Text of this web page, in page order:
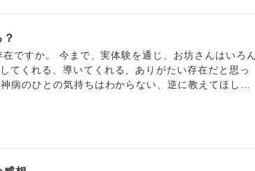
てくれる、導いてくれる、ありがたい存在だと思っ
病のひとの気持ちはわからない、逆に教えてほし
方『お坊さんは病まないのか』というやりとりを目
たらなかったので、こちらに質問させていただきま